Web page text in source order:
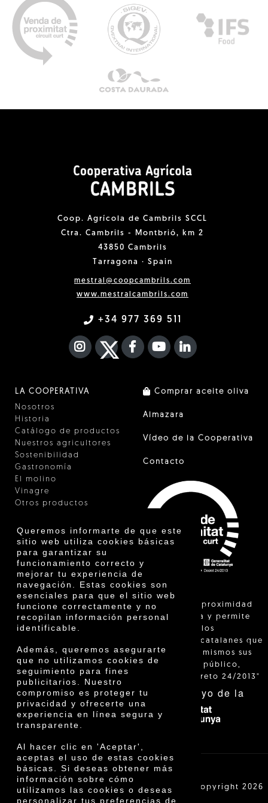
Queremos informarte de que este
sitio web utiliza cookies básicas
para garantizar su
funcionamiento correcto y
mejorar tu experiencia de
navegación. Estas cookies son
esenciales para que el sitio web
funcione correctamente y no
recopilan información personal
identificable.
Además, queremos asegurarte
que no utilizamos cookies de
seguimiento para fines
publicitarios. Nuestro
compromiso es proteger tu
privacidad y ofrecerte una
experiencia en línea segura y
transparente.
Al hacer clic en 'Aceptar',
aceptas el uso de estas cookies
básicas. Si deseas obtener más
información sobre cómo
utilizamos las cookies o deseas
personalizar tus preferencias de
Coop. Agrícola de Cambrils SCCL
Ctra. Cambrils - Montbrió, km 2
43850 Cambrils
Tarragona · Spain
mestral@coopcambrils.com
www.mestralcambrils.com
+34 977 369 511
INSTAGRAM
TWITTER
FACEBOOK F
YOUTUBEFA LINKEDIN
LA COOPERATIVA
Nosotros
Historia
Catálogo de productos
Nuestros agricultores
Sostenibilidad
Gastronomía
El molino
Vinagre
Otros productos
Premios
Innovación
Comprar aceite oliva
Almazara
Vídeo de la Cooperativa
Contacto
"La venta de proximidad
está regulada y permite
identificar a los
agricultores catalanes que
venden ellos mismos sus
productos al público,
según el Decreto 24/2013"
Con el apoyo de la
Cooperativa Agrícola de Cambrils SCCL | Copyright 2026